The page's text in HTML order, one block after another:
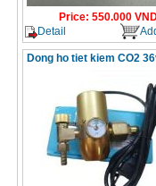
Price: 550.000
Detail
Dong ho tiet kiem CO2